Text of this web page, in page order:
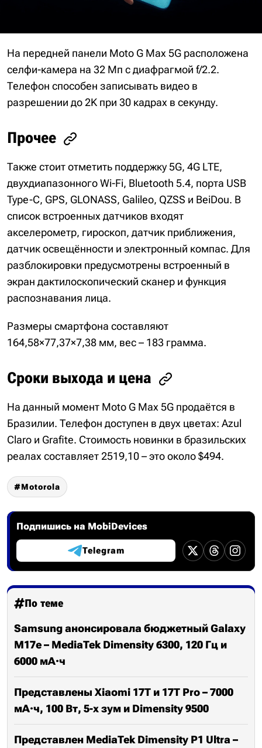
На передней панели Moto G Max 5G расположена
селфи-камера на 32 Мп с диафрагмой f/2.2.
Телефон способен записывать видео в
разрешении до 2K при 30 кадрах в секунду.
Прочее
Также стоит отметить поддержку 5G, 4G LTE,
двухдиапазонного Wi-Fi, Bluetooth 5.4, порта USB
Type-C, GPS, GLONASS, Galileo, QZSS и BeiDou. В
список встроенных датчиков входят
акселерометр, гироскоп, датчик приближения,
датчик освещённости и электронный компас. Для
разблокировки предусмотрены встроенный в
экран дактилоскопический сканер и функция
распознавания лица.
Размеры смартфона составляют
164,58×77,37×7,38 мм, вес – 183 грамма.
Сроки выхода и цена
На данный момент Moto G Max 5G продаётся в
Бразилии. Телефон доступен в двух цветах: Azul
Claro и Grafite. Стоимость новинки в бразильских
реалах составляет 2519,10 – это около $494.
Motorola
Подпишись на MobiDevices
Telegram
По теме
Samsung анонсировала бюджетный Galaxy
M17e – MediaTek Dimensity 6300, 120 Гц и
6000 мА·ч
Представлены Xiaomi 17T и 17T Pro – 7000
мА·ч, 100 Вт, 5-x зум и Dimensity 9500
Представлен MediaTek Dimensity P1 Ultra –